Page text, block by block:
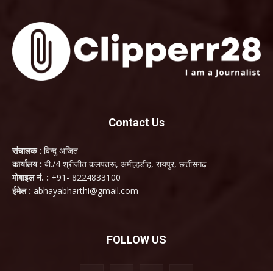
Contact Us
संचालक : बिन्दु अजित
कार्यालय : बी./4 श्रीजीत कलपतरू, अमील्हडीह, रायपुर, छत्तीसगढ़
मोबाइल नं. : +91- 8224833100
ईमेल : abhayabharthi@gmail.com
FOLLOW US